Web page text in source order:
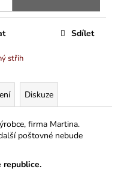
střih
Sdílet
Diskuze
firma Martina.
poštovné nebude
republice.